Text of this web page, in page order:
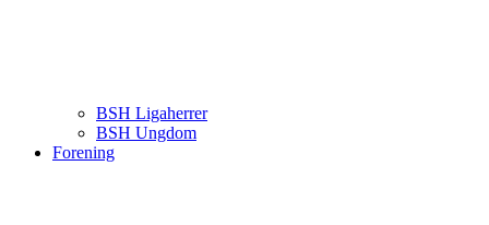
BSH Ligaherrer
BSH Ungdom
Forening